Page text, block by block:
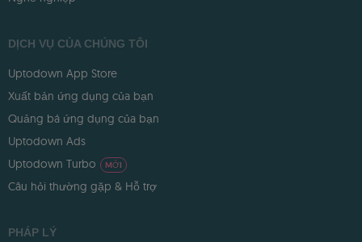
DỊCH VỤ CỦA CHÚNG TÔI
Uptodown App Store
Xuất bản ứng dụng của bạn
Quảng bá ứng dụng của bạn
Uptodown Ads
Uptodown Turbo
MỚI
Câu hỏi thường gặp & Hỗ trợ
PHÁP LÝ